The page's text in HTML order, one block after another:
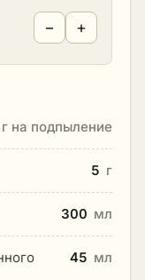
− +
на подпыление
5 г
300 мл
45 мл